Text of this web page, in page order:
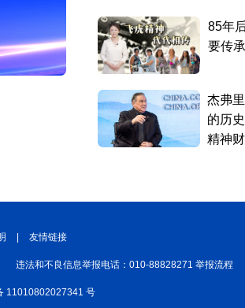
友情链接
违法和不良信息举报电话：010-88828271 举报流程
11010802027341 号